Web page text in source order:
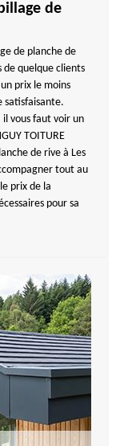
de
de planche de
quelque clients
prix le moins
satisfaisante.
vous faut voir un
TOITURE
de rive à Les
tout au
prix de la
pour sa